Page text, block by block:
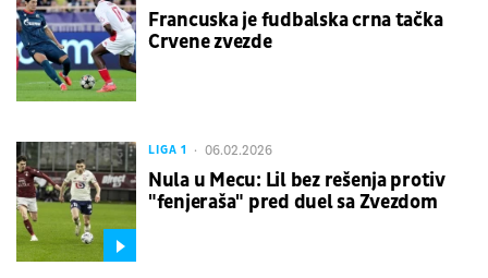
Francuska je fudbalska crna tačka
Crvene zvezde
LIGA 1 06.02.2026
Nula u Mecu: Lil bez rešenja protiv
"fenjeraša" pred duel sa Zvezdom